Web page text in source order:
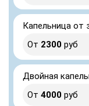
Капельница от
От 2300 руб
Двойная
От 4000 руб